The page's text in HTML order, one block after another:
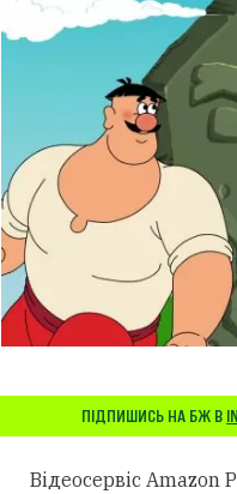
ПІДПИШИСЬ НА БЖ В
Відеосервіс Amazon